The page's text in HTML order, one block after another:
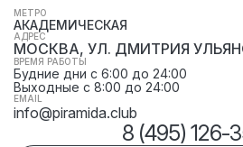
МЕТРО
АКАДЕМИЧЕСКАЯ
АДРЕС
МОСКВА, УЛ. ДМИТРИЯ
ВРЕМЯ РАБОТЫ
Будние дни с 6:00 до 24:00
Выходные с 8:00 до 24:00
EMAIL
info@piramida.club
8 (495) 126-